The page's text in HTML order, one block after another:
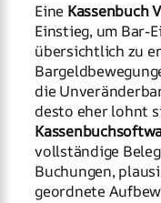
Eine Kassenbuch
Einstieg, um Bar-
übersichtlich zu
die
desto eher lohnt
vollständige
Buchungen,
geordnete